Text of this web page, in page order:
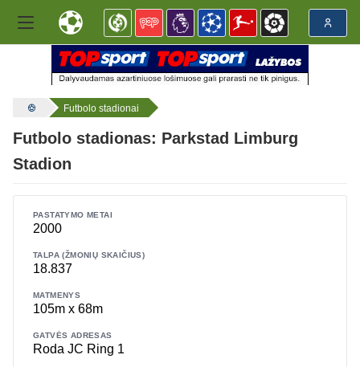
Futbolo stadionai
Futbolo stadionas: Parkstad Limburg
Stadion
PASTATYMO METAI
2000
TALPA (ŽMONIŲ SKAIČIUS)
18.837
MATMENYS
105m x 68m
GATVĖS ADRESAS
Roda JC Ring 1